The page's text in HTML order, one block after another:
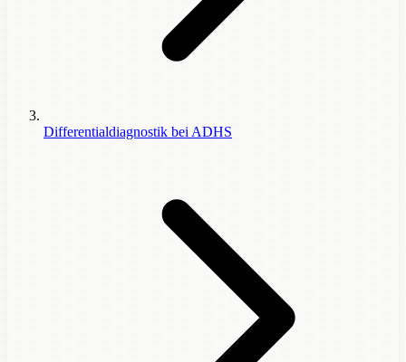
Differentialdiagnostik bei ADHS